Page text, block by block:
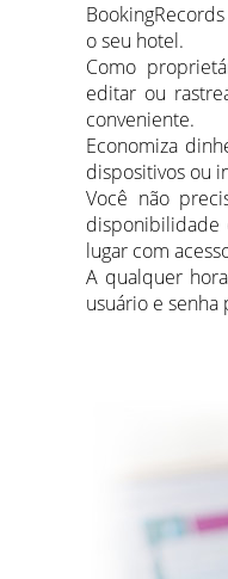
o seu hotel.
Como
editar ou
conveniente.
Economiza
dispositivos ou
Você não
disponibilidade
lugar com
A qualquer
usuário e